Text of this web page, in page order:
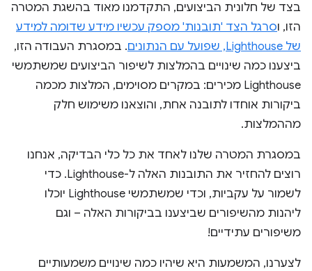
בצד של חלונית הביצועים, התקדמנו מאוד בהשגת המטרה
הזו, וסרגל הצד 'תובנות' מספק עכשיו מידע שדומה למידע
של Lighthouse, שפועל עם הנתונים
. במסגרת העבודה הזו,
ביצענו כמה שינויים בהמלצות לשיפור הביצועים שמשתמשי
Lighthouse מכירים: במקרים מסוימים, המלצות מכמה
ביקורות אוחדו לתובנה אחת, והוצאנו משימוש חלק
מההמלצות.
במסגרת המטרה שלנו לאחד את כל כלי הבדיקה, אנחנו
רוצים להחזיר את התובנות האלה ל-Lighthouse. כדי
לשמור על עקביות, וכדי שמשתמשי Lighthouse יוכלו
ליהנות מהשיפורים שביצענו בביקורות האלה – וגם
משיפורים עתידיים!
לצערנו, המשמעות היא שיהיו כמה שינויים משמעותיים